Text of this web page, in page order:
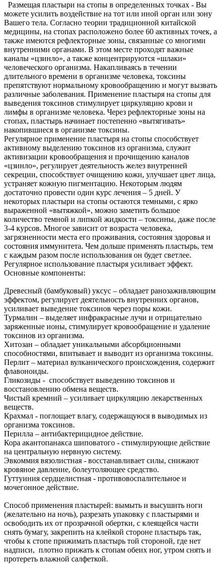
Размещая пластыри на стопы в определенных точках - Вы
можете усилить воздействие на тот или иной орган или зону
Вашего тела. Согласно теории традиционной китайской
медицины, на стопах расположено более 60 активных точек, а
также имеются рефлекторные зоны, связанные со многими
внутренними органами. В этом месте проходят важные
каналы «цзинло», а также концентрируются «шлаки»
человеческого организма. Накапливаясь в течении
длительного времени в организме человека, токсины
препятствуют нормальному кровообращению и могут вызвать
различные заболевания. Применение пластыря на стопы для
выведения токсинов стимулирует циркуляцию крови и
лимфы в организме человека. Через рефлекторные зоны на
стопах, пластырь начинает постепенно «вытягивать»
накопившиеся в организме токсины.
Регулярное применение пластыря на стопы способствует
активному выделению токсинов из организма, служит
активизации кровообращения и прочищению каналов
«цзинло», регулирует деятельность желез внутренней
секреции, способствует очищению кожи, улучшает цвет лица,
устраняет кожную пигментацию. Некоторым людям
достаточно провести один курс лечения – 5 дней. У
некоторых пластыри на стопы остаются темными, с ярко
выраженной «вытяжкой», можно заметить большое
количество темной и липкой жидкости – токсины, даже после
3-4 курсов. Многое зависит от возраста человека,
загрязненности места его проживания, состояния здоровья и
состояния иммунитета. Чем дольше применять пластырь, тем
с каждым разом после использования он будет светлее.
Регулярное использование пластыря усиливает эффект.
Основные компоненты:
Древесный (бамбуковый) уксус – обладает ранозаживляющим
эффектом, регулирует деятельность внутренних органов,
усиливает выведение токсинов через поры кожи.
Турмалин – выделяет инфракрасные лучи и отрицательно
заряженные ионы, стимулирует кровообращение и удаление
токсинов из организма.
Хитозан – обладает уникальными абсорбционными
способностями, впитывает и выводит из организма токсины.
Перлит – материал вулканического происхождения, содержит
флавоноиды.
Гликозиды - способствует выведению токсинов и
восстановлению обмена веществ.
Чистый кремний – усиливает циркуляцию лекарственных
веществ.
Крахмал - поглощает влагу, содержащуюся в выводимых из
организма токсинов.
Перилла – антибактерицидное действие.
Кора акантопанакса шиповатого - стимулирующие действие
на центральную нервную систему.
Эвкоммия вязолистная - восстанавливает силы, снижают
кровяное давление, болеутоляющее средство.
Гуттуиния сердцелистная - противовоспалительное и
мочегонное действие.
Способ применения пластырей: вымыть и высушить ноги
(желательно на ночь), разрезать упаковку с пластырями и
освободить их от прозрачной обертки, с клеящейся части
снять бумагу, закрепить на клейкой стороне пластырь так,
чтобы к стопе прижимать пластырь той стороной, где нет
надписи, плотно прижать к стопам обеих ног, утром снять и
протереть влажной салфеткой.